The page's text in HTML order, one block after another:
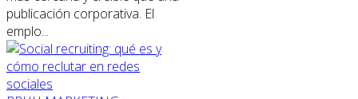
publicación corporativa. El
emplo...